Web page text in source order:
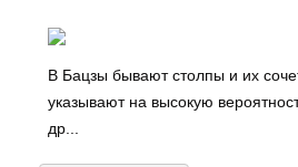
В Бацзы бывают столпы и их
указывают на высокую
др...